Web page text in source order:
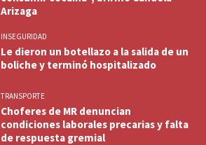
Arizaga
INSEGURIDAD
Le dieron un botellazo a la salida de un
boliche y terminó hospitalizado
TRANSPORTE
Choferes de MR denuncian
condiciones laborales precarias y falta
de respuesta gremial